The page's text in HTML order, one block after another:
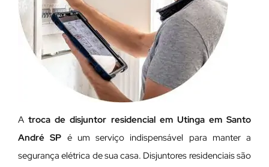
Atroca de disjuntor residencial em Utinga em Santo
André SP é um serviço indispensável para manter a
segurança elétrica de sua casa. Disjuntores residenciais são